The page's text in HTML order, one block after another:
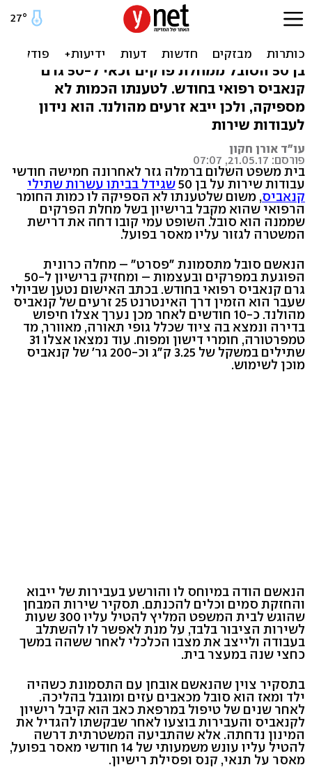
אישום: בעל רישיון לקנאביס
גידל שתילים בבית
בן 50 הסובל ממחלת פרקים זכאי ל-50 גרם
קנאביס רפואי בחודש. לטענתו הכמות לא
מספיקה, ולכן ייבא זרעים מהולנד. הוא נידון
לעבודות שירות
עו"ד אורן חקון
פורסם: 21.05.17, 07:07
בית משפט השלום ברמלה גזר לאחרונה חמישה חודשי
עבודות שירות על בן 50 שגידל בביתו עשרות שתילי
קנאביס, משום שלטענתו לא הספיקה לו כמות החומר
הרפואי שהוא מקבל ברישיון בשל מחלת הפרקים
שממנה הוא סובל. השופט עמי קובו דחה את דרישת
המשטרה לגזור עליו מאסר בפועל.
הנאשם סובל מתסמונת "פסרט" – מחלה כרונית
הפוגעת במפרקים ובעצמות – ומחזיק ברישיון ל-50
גרם קנאביס רפואי בחודש. בכתב האישום נטען שביולי
שעבר הוא הזמין דרך האינטרנט 25 זרעים של קנאביס
מהולנד. כ-10 חודשים לאחר מכן נערך אצלו חיפוש
בדירה ונמצא בה ציוד שכלל גופי תאורה, מאוורר, מד
טמפרטורה, חומרי דישון ומפוח. עוד נמצאו אצלו 31
שתילים במשקל של 3.25 ק"ג וכ-200 גר' של קנאביס
מוכן לשימוש.
הנאשם הודה במיוחס לו והורשע בעבירות של ייבוא
והחזקת סמים וכלים להכנתם. תסקיר שירות המבחן
שהוגש לבית המשפט המליץ להטיל עליו 300 שעות
לשירות הציבור בלבד, על מנת לאפשר לו להשתלב
בעבודה ולייצב את מצבו הכלכלי לאחר ששהה במשך
כחצי שנה במעצר בית.
בתסקיר צוין שהנאשם אובחן עם התסמונת כשהיה
ילד ומאז הוא סובל מכאבים עזים ומוגבל בהליכה.
לאחר שנים של טיפול במרפאת כאב הוא קיבל רישיון
לקנאביס והעבירות בוצעו לאחר שבקשתו להגדיל את
המינון נדחתה. אלא שהתביעה המשטרתית דרשה
להטיל עליו עונש משמעותי של 14 חודשי מאסר בפועל,
מאסר על תנאי, קנס ופסילת רישיון.